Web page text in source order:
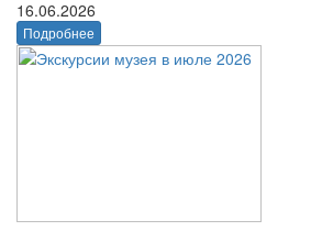
16.06.2026
Подробнее